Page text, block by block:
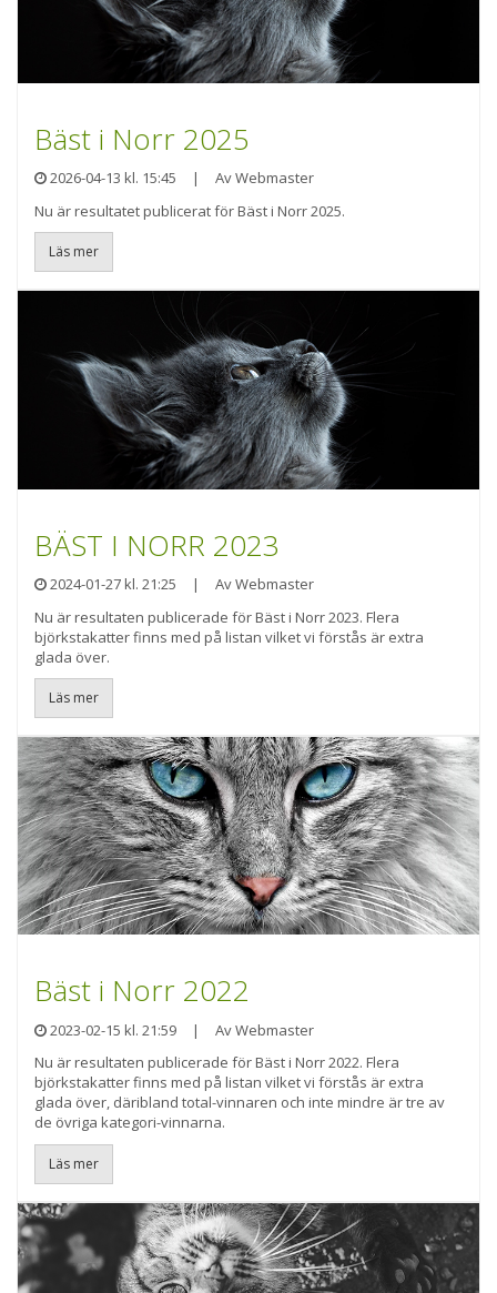
Bäst i Norr 2025
2026-04-13 kl. 15:45 |
Av Webmaster
Nu är resultatet publicerat för Bäst i Norr 2025.
Läs mer
BÄST I NORR 2023
2024-01-27 kl. 21:25 |
Av Webmaster
Nu är resultaten publicerade för Bäst i Norr 2023. Flera
björkstakatter finns med på listan vilket vi förstås är extra
glada över.
Läs mer
Bäst i Norr 2022
2023-02-15 kl. 21:59 |
Av Webmaster
Nu är resultaten publicerade för Bäst i Norr 2022. Flera
björkstakatter finns med på listan vilket vi förstås är extra
glada över, däribland total-vinnaren och inte mindre är tre av
de övriga kategori-vinnarna.
Läs mer